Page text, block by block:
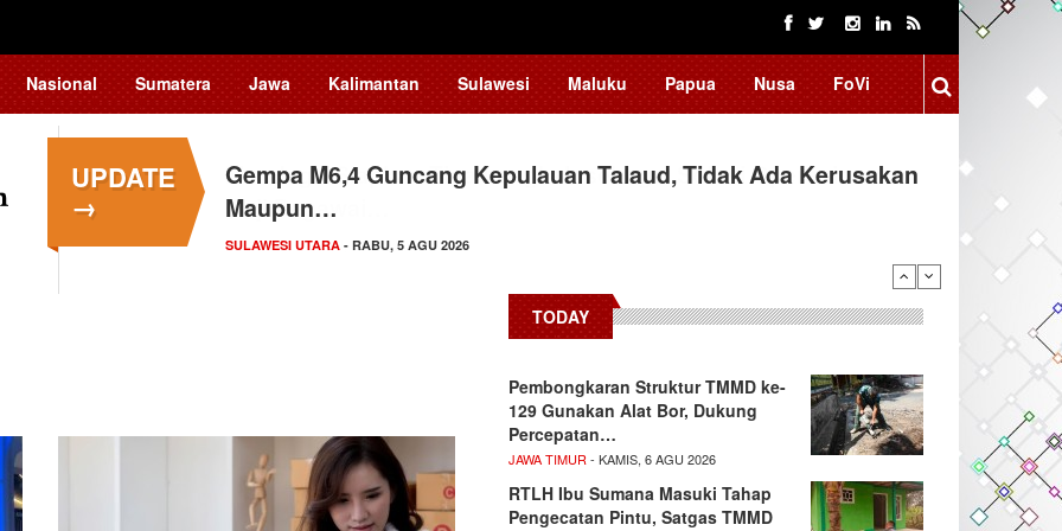
Nasional Sumatera Jawa Kalimantan Sulawesi Maluku Papua Nusa FoVi
UPDATE
→
Gempa M6,4 Guncang Kepulauan Talaud, Tidak Ada Kerusakan
Maupun…
SULAWESI UTARA - RABU, 5 AGU 2026
TODAY
Pembongkaran Struktur TMMD ke-
129 Gunakan Alat Bor, Dukung
Percepatan…
JAWA TIMUR - KAMIS, 6 AGU 2026
RTLH Ibu Sumana Masuki Tahap
Pengecatan Pintu, Satgas TMMD